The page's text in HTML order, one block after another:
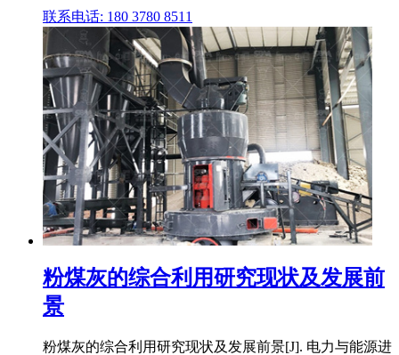
联系电话: 180 3780 8511
粉煤灰的综合利用研究现状及发展前
景
粉煤灰的综合利用研究现状及发展前景[J]. 电力与能源进